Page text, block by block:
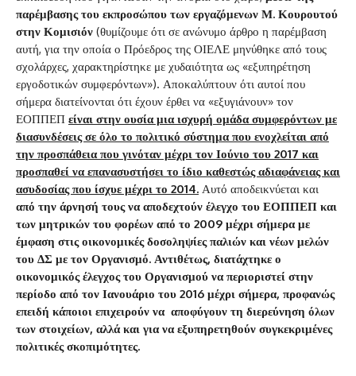
παρέμβασης του εκπροσώπου των εργαζόμενων Μ. Κουρουτού
στην Κομισιόν (θυμίζουμε ότι σε ανώνυμο άρθρο η παρέμβαση
αυτή, για την οποία ο Πρόεδρος της ΟΙΕΛΕ μηνύθηκε από τους
σχολάρχες, χαρακτηρίστηκε με χυδαιότητα ως «εξυπηρέτηση
εργοδοτικών συμφερόντων»). Αποκαλύπτουν ότι αυτοί που
σήμερα διατείνονται ότι έχουν έρθει να «εξυγιάνουν» τον
ΕΟΠΠΕΠ είναι στην ουσία μια ισχυρή ομάδα συμφερόντων με
διασυνδέσεις σε όλο το πολιτικό σύστημα που ενοχλείται από
την προσπάθεια που γινόταν μέχρι τον Ιούνιο του 2017 και
προσπαθεί να επανασυστήσει το ίδιο καθεστώς αδιαφάνειας και
ασυδοσίας που ίσχυε μέχρι το 2014. Αυτό αποδεικνύεται και
από την άρνησή τους να αποδεχτούν έλεγχο του ΕΟΠΠΕΠ και
των μητρικών του φορέων από το 2009 μέχρι σήμερα με
έμφαση στις οικονομικές δοσοληψίες παλιών και νέων μελών
του ΔΣ με τον Οργανισμό. Αντιθέτως, διατάχτηκε ο
οικονομικός έλεγχος του Οργανισμού να περιοριστεί στην
περίοδο από τον Ιανουάριο του 2016 μέχρι σήμερα, προφανώς
επειδή κάποιοι επιχειρούν να αποφύγουν τη διερεύνηση όλων
των στοιχείων, αλλά και για να εξυπηρετηθούν συγκεκριμένες
πολιτικές σκοπιμότητες.